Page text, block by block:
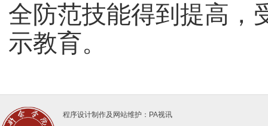
全防范技能得到提高，
示教育。
程序设计制作及网站维护：PA视讯